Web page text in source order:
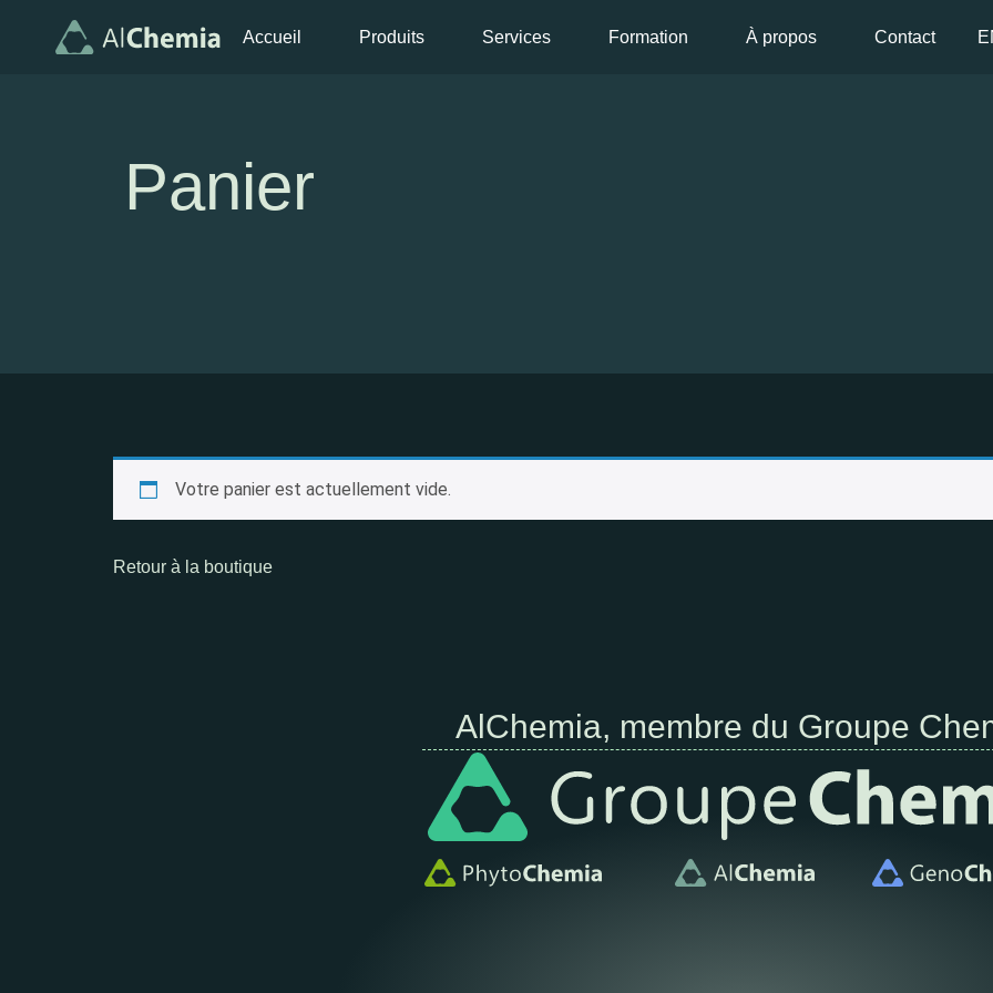
Accueil Produits Services Formation À propos Contact
Panier
Votre panier est actuellement vide.
Retour à la boutique
AlChemia, membre du Groupe